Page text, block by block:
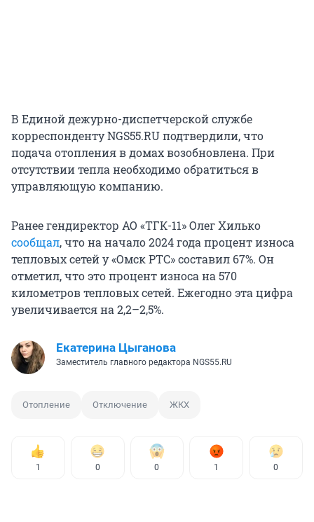
В Единой дежурно-диспетчерской службе
корреспонденту NGS55.RU подтвердили, что
подача отопления в домах возобновлена. При
отсутствии тепла необходимо обратиться в
управляющую компанию.
Ранее гендиректор АО «ТГК-11» Олег Хилько
сообщал, что на начало 2024 года процент износа
тепловых сетей у «Омск РТС» составил 67%. Он
отметил, что это процент износа на 570
километров тепловых сетей. Ежегодно эта цифра
увеличивается на 2,2–2,5%.
Екатерина Цыганова
Заместитель главного редактора NGS55.RU
Отопление Отключение ЖКХ
1 0 0 1 0